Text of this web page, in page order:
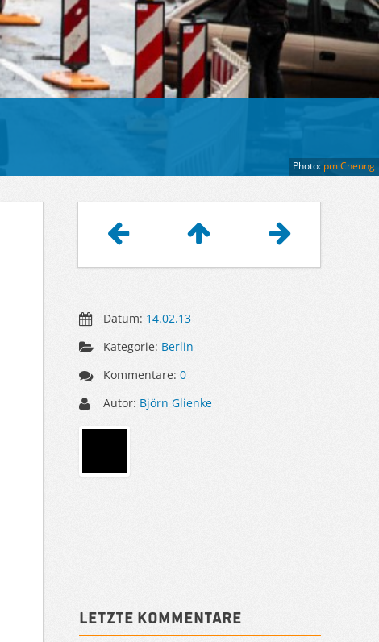
Photo: pm Cheung
Datum: 14.02.13
Kategorie: Berlin
Kommentare:0
Autor: Björn Glienke
Letzte Kommentare